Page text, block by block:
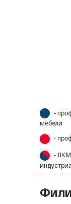
-
мебели
-
- ЛКМ